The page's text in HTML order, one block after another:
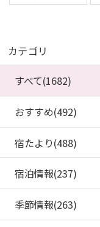
カテゴリ
すべて(1682)
おすすめ(492)
宿たより(488)
宿泊情報(237)
季節情報(263)